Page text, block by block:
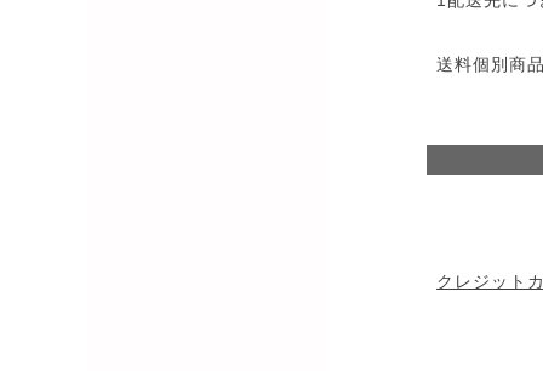
送料個別商
クレジット